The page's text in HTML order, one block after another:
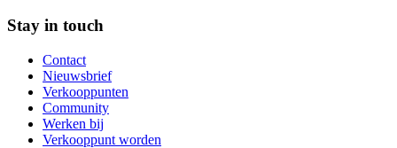
Stay in touch
Contact
Nieuwsbrief
Verkooppunten
Community
Werken bij
Verkooppunt worden